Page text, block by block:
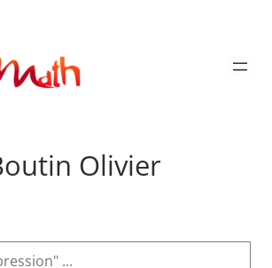
Olivier